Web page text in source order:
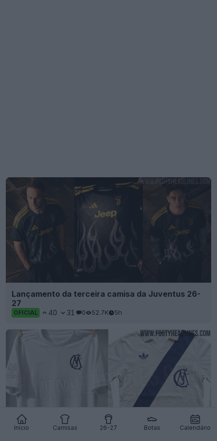
Início Camisas 26-27 Botas Calendário
Lançamento da terceira camisa da Juventus 26-
27
OFICIAL 40 31 0 52.7K 5h